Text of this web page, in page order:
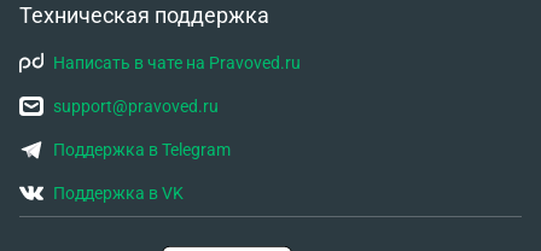
Техническая поддержка
Написать в чате на Pravoved.ru
support@pravoved.ru
Поддержка в Telegram
Поддержка в VK